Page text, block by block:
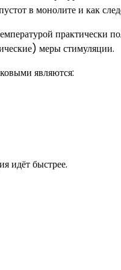
в монолите и как
практически
меры стимуляции.
являются:
идёт быстрее.